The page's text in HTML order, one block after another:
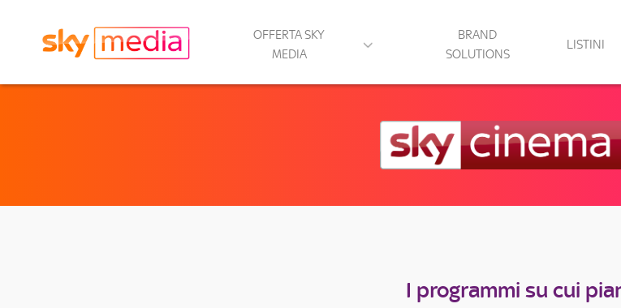
OFFERTA SKY
MEDIA
BRAND
SOLUTIONS
LISTINI
I programmi su cui